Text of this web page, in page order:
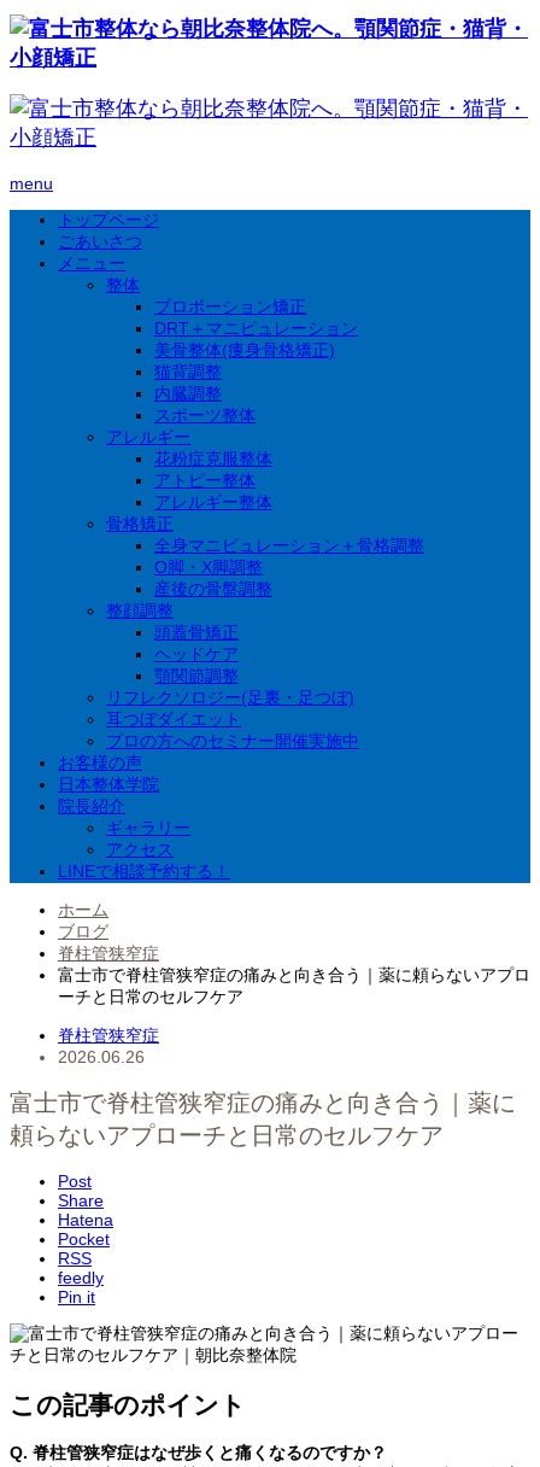
menu
トップページ
ごあいさつ
メニュー
整体
プロポーション矯正
DRT＋マニピュレーション
美骨整体(痩身骨格矯正)
猫背調整
内臓調整
スポーツ整体
アレルギー
花粉症克服整体
アトピー整体
アレルギー整体
骨格矯正
全身マニピュレーション＋骨格調整
O脚・X脚調整
産後の骨盤調整
整顔調整
頭蓋骨矯正
ヘッドケア
顎関節調整
リフレクソロジー(足裏・足つぼ)
耳つぼダイエット
プロの方へのセミナー開催実施中
お客様の声
日本整体学院
院長紹介
ギャラリー
アクセス
LINEで相談予約する！
ホーム
ブログ
脊柱管狭窄症
富士市で脊柱管狭窄症の痛みと向き合う｜薬に頼らないアプロ
ーチと日常のセルフケア
脊柱管狭窄症
2026.06.26
富士市で脊柱管狭窄症の痛みと向き合う｜薬に
頼らないアプローチと日常のセルフケア
Post
Share
Hatena
Pocket
RSS
feedly
Pin it
この記事のポイント
Q. 脊柱管狭窄症はなぜ歩くと痛くなるのですか？